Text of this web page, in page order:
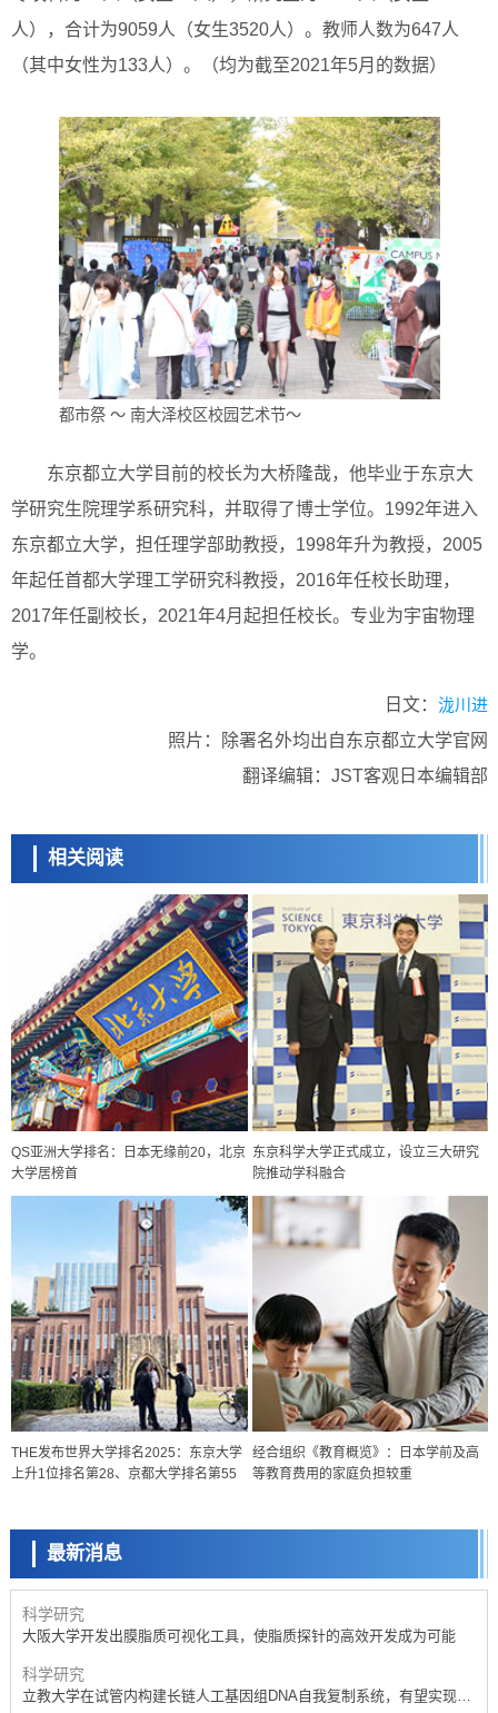
人），合计为9059人（女生3520人）。教师人数为647人
（其中女性为133人）。（均为截至2021年5月的数据）
都市祭 ～ 南大泽校区校园艺术节～
东京都立大学目前的校长为大桥隆哉，他毕业于东京大
学研究生院理学系研究科，并取得了博士学位。1992年进入
东京都立大学，担任理学部助教授，1998年升为教授，2005
年起任首都大学理工学研究科教授，2016年任校长助理，
2017年任副校长，2021年4月起担任校长。专业为宇宙物理
学。
日文： 泷川进
照片：除署名外均出自东京都立大学官网
翻译编辑：JST客观日本编辑部
相关阅读
QS亚洲大学排名：日本无缘前20，北京
大学居榜首
东京科学大学正式成立，设立三大研究
院推动学科融合
THE发布世界大学排名2025：东京大学
上升1位排名第28、京都大学排名第55
经合组织《教育概览》：日本学前及高
等教育费用的家庭负担较重
最新消息
政策
日本科研费增设国际共同研究强化新类别，促进青年研究人员赴海外开
展研究
科学研究
京都大学高效生成光的构成单元“光子”，可应用于量子计算机
科学研究
开发出300亿年仅误差1秒的光晶格钟，构建网络将其打造为下一代社会
基础设施
科学研究
大阪大学开发出膜脂质可视化工具，使脂质探针的高效开发成为可能
科学研究
立教大学在试管内构建长链人工基因组DNA自我复制系统，有望实现携
政策
日本科研费增设国际共同研究强化新类别，促进青年研究人员赴海外开